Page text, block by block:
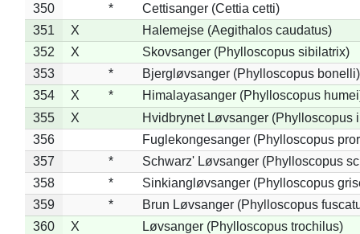
350
*
Cettisanger (Cettia cetti)
351
X
Halemejse (Aegithalos caudatus)
352
X
Skovsanger (Phylloscopus sibilatrix)
353
*
Bjergløvsanger (Phylloscopus bonelli)
354
X *
Himalayasanger (Phylloscopus
355
X
Hvidbrynet Løvsanger (Phylloscopus
356
Fuglekongesanger (Phylloscopus
357
*
Schwarz' Løvsanger (Phylloscopus
358
*
Sinkiangløvsanger (Phylloscopus
359
*
Brun Løvsanger (Phylloscopus
360
X
Løvsanger (Phylloscopus trochilus)